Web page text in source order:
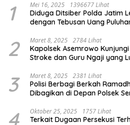
1 Mei 16, 2025 1396677 Lihat
Diduga Ditsiber Polda Jatim
dengan Tebusan Uang
2 Maret 8, 2025 2784 Lihat
Kapolsek Asemrowo
Stroke dan Guru Ngaji yang
3 Maret 8, 2025 2381 Lihat
Polisi Berbagi Berkah
Dibagikan di Depan Polsek
4 Oktober 25, 2025 1757 Lihat
Terkait Dugaan Persekusi